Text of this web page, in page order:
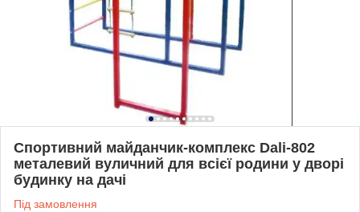
Спортивний майданчик-комплекс Dali-802
металевий вуличний для всієї родини у дворі
будинку на дачі
Під замовлення